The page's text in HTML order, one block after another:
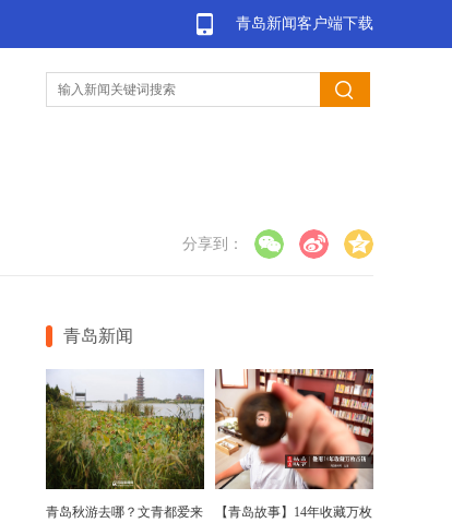
青岛新闻客户端下载
分享到：
青岛新闻
青岛秋游去哪？文青都爱来
【青岛故事】14年收藏万枚